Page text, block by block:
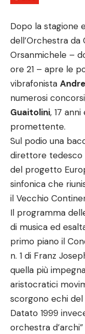
Dopo la stagione
dell’Orchestra da
Orsanmichele –
ore 21 – apre le
vibrafonista
numerosi
Guaitolini, 17
promettente.
Sul podio una
direttore tedesco
del progetto
sinfonica che
il Vecchio
Il programma
di musica ed
primo piano il
n. 1 di Franz
quella più
aristocratici
scorgono echi
Datato 1999
orchestra